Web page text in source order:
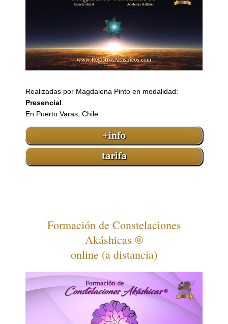
Realizadas por Magdalena Pinto en modalidad:
Presencial
En Puerto Varas, Chile
Formación de Constelaciones
Akáshicas ®
online (a distancia)